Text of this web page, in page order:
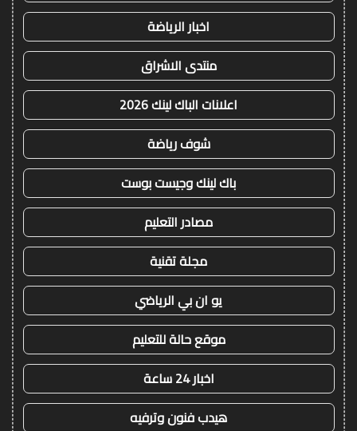
اخبار الرياضة
منتدى الاشراق
اعلانات الباك لينك 2026
شوف رياضة
باك لينك وجيست بوست
مصادر التعليم
مجلة تقنية
يو ان بي الرياضي
موقع حالة للتعليم
اخبار 24 ساعة
هيدب فنون وترفيه